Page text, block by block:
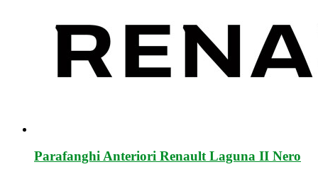
Parafanghi Anteriori Renault Laguna II Nero